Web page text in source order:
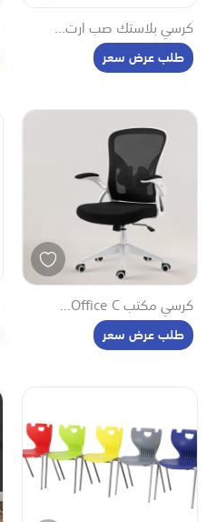
كرسي بلاستك صب ارت...
طلب عرض سعر
كرسي مكتب Office C...
طلب عرض سعر